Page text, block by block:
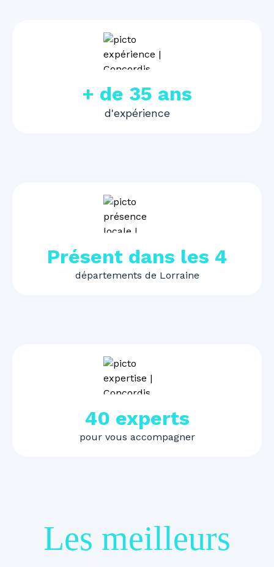
+ de 35 ans
d'expérience
Présent dans les 4
départements de Lorraine
40 experts
pour vous accompagner
Les meilleurs